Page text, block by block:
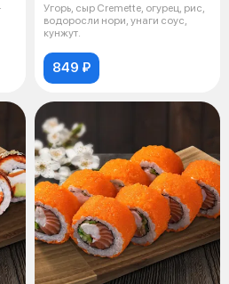
Угорь, сыр Cremette, огурец, рис,
водоросли нори, унаги соус,
кунжут.
849 ₽